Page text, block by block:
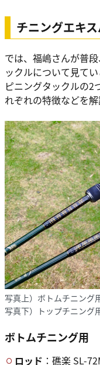
チニングエキ
では、福嶋さんが普
ックルについて見て
ピニングタックルの2
れぞれの特徴などを解
写真上）ボトムチニング
写真下）トップチニング
ボトムチニング用
ロッド ：礁楽 SL-